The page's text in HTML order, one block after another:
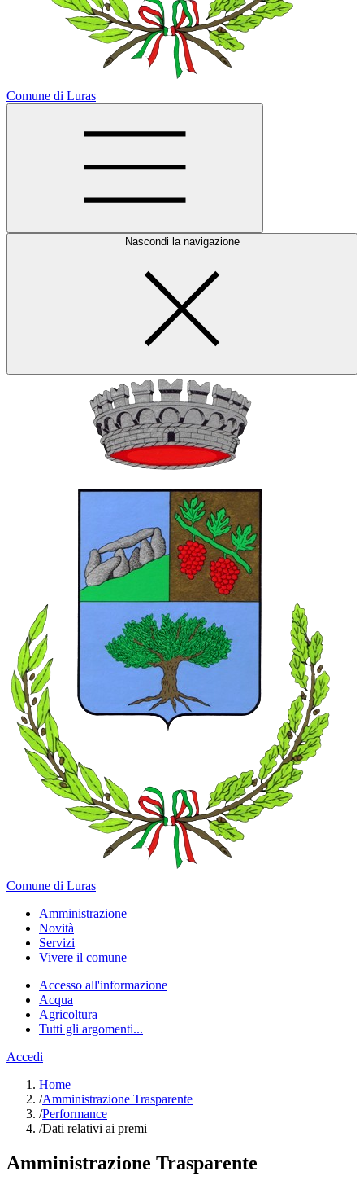
Comune di Luras
Nascondi la navigazione
Comune di Luras
Amministrazione
Novità
Servizi
Vivere il comune
Accesso all'informazione
Acqua
Agricoltura
Tutti gli argomenti...
Accedi
Home
/Amministrazione Trasparente
/Performance
/Dati relativi ai premi
Amministrazione Trasparente